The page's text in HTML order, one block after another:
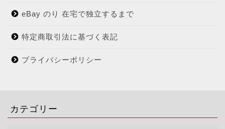
eBay のり 在宅で独立するまで
特定商取引法に基づく表記
プライバシーポリシー
カテゴリー